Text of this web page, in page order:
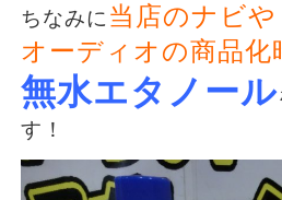
ちなみに 当店のナビや
オーディオの商品化
無水エタノール
す！